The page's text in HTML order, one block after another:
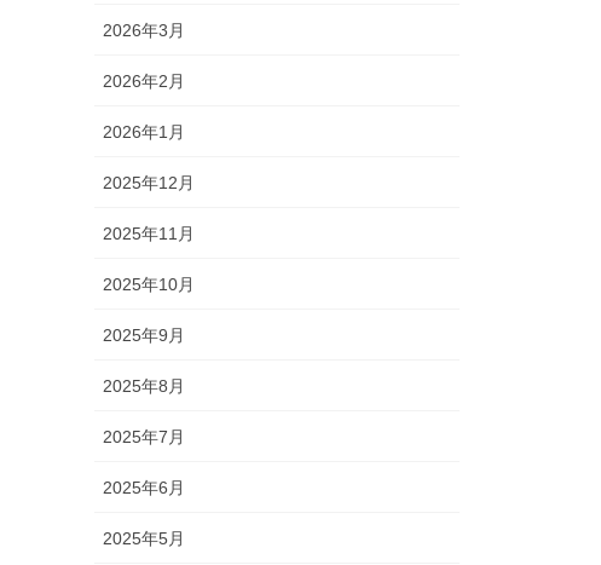
2026年3月
2026年2月
2026年1月
2025年12月
2025年11月
2025年10月
2025年9月
2025年8月
2025年7月
2025年6月
2025年5月